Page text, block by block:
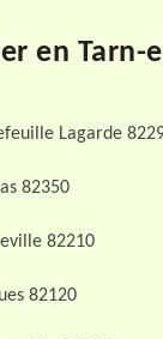
en Tarn-
Lagarde
82350
82210
82120